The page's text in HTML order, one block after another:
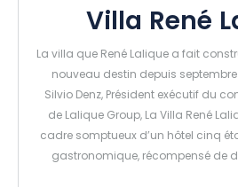
Villa René
La villa que René Lalique a fait
nouveau destin depuis septembre
Silvio Denz, Président exécutif du
de Lalique Group, La Villa René
cadre somptueux d’un hôtel cinq
gastronomique, récompensé de
MICHELIN en janvier 2016, trois